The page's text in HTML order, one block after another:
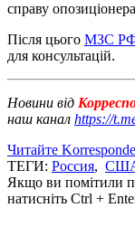
справу
Після цього МЗС РФ
для консультацій.
Новини від
наш канал https://
Читайте
ТЕГИ: Россия,
Якщо ви помітили
натисніть Ctrl +